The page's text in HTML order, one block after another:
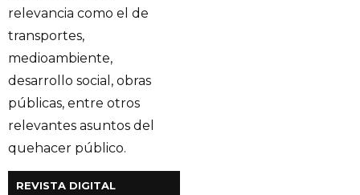
relevancia como el de
transportes,
medioambiente,
desarrollo social, obras
públicas, entre otros
relevantes asuntos del
quehacer público.
REVISTA DIGITAL